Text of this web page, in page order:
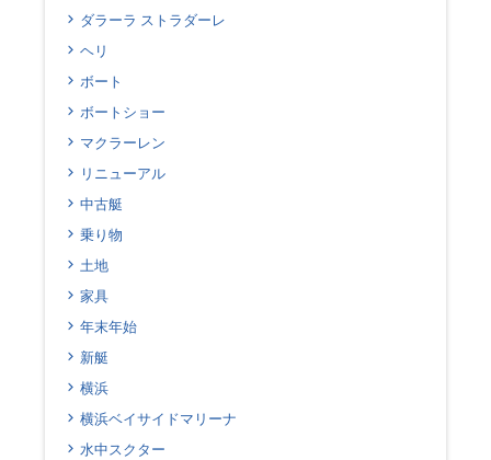
ダラーラ ストラダーレ
ヘリ
ボート
ボートショー
マクラーレン
リニューアル
中古艇
乗り物
土地
家具
年末年始
新艇
横浜
横浜ベイサイドマリーナ
水中スクター